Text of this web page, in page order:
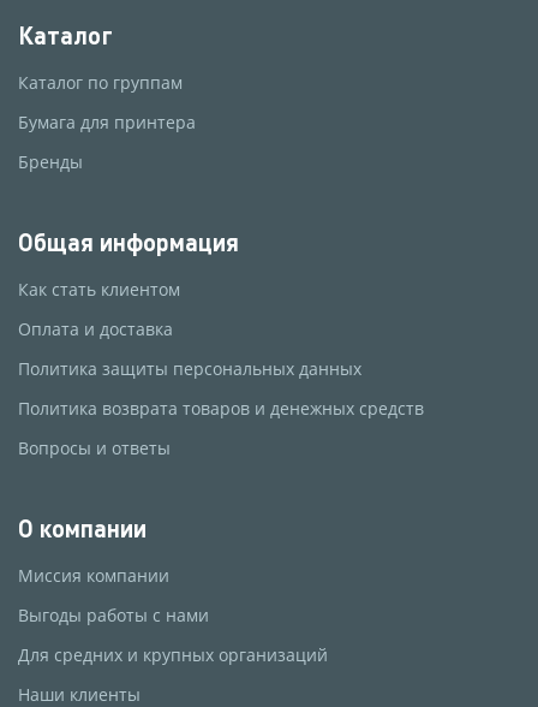
Каталог
Каталог по группам
Бумага для принтера
Бренды
Общая информация
Как стать клиентом
Оплата и доставка
Политика защиты персональных данных
Политика возврата товаров и денежных средств
Вопросы и ответы
О компании
Миссия компании
Выгоды работы с нами
Для средних и крупных организаций
Наши клиенты